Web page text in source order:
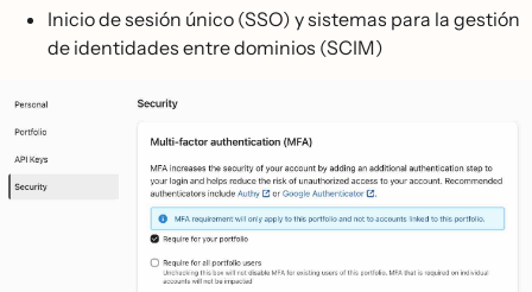
Inicio de sesión único (SSO) y sistemas para la gestión
de identidades entre dominios (SCIM)